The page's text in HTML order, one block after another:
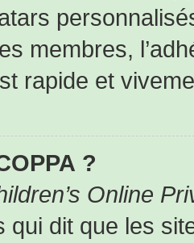
membres,
rapide et
?
Online
qui dit que les